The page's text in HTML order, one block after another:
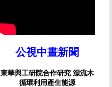
公視中晝新聞
東華與工研院合作研究 漂流木
循環利用產生能源